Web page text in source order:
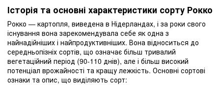
Історія та основні характеристики сорту Рокко
Рокко — картопля, виведена в Нідерландах, і за роки свого
існування вона зарекомендувала себе як одна з
найнадійніших і найпродуктивніших. Вона відноситься до
середньопізніх сортів, що означає більш тривалий
вегетаційний період (90-110 днів), але і більш високий
потенціал врожайності та кращу лежкість. Основні сортові
ознаки та опис, що виділяють сорт: